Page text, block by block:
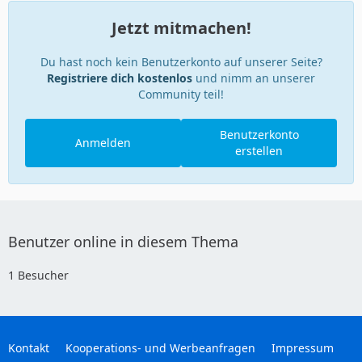
Jetzt mitmachen!
Du hast noch kein Benutzerkonto auf unserer Seite?
Registriere dich kostenlos und nimm an unserer
Community teil!
Benutzerkonto
erstellen
Anmelden
Benutzer online in diesem Thema
1 Besucher
Kontakt Kooperations- und Werbeanfragen Impressum